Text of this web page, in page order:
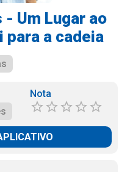
Um Lugar ao
para a cadeia
Nota